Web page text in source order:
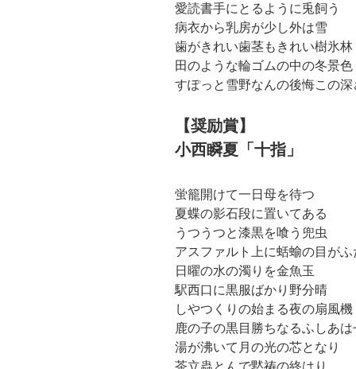
愛読書手にとるように兎飼う
病衣から乳房が少し外は雪
歯がきれい歯茎もきれい樹氷林
田のような輪ゴムの中の冬景色
すぽっと雪野なんの後悔この深
【奨励賞】
小西瞬夏「十指」
蛍籠開けて一日母を待つ
夏蝶の影石段に置いてある
うつうつと漆黒を喰う兜虫
アスファルト上に蛞蝓の目がふ
日曜の水の濁りを金魚玉
駅西口に黒服ばかり野分晴
しやつくりの始まる夜の扇風機
鹿の子の黒目勝ちなるふしあは
湯が沸いて月の光の芯となり
茶立蟲とんで黙祷の終はり